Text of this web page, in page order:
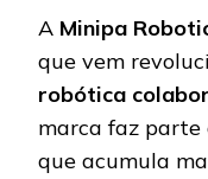
A Minipa
que vem
robótica
marca faz parte
que acumula